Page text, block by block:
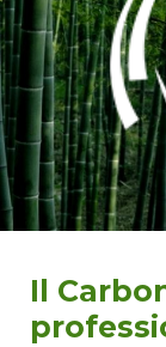
Il